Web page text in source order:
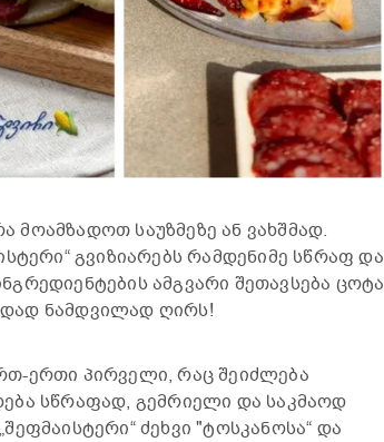
საუზმეზე ან ვახშმად.
გვიზიარებს რამდენიმე სწრაფ და
ამგვარი შეთავსება ცოტა
ნამდვილად ღირს!
ერთი პირველი, რაც შეიძლება
სწრაფად, გემრიელი და საკმაოდ
ძეხვი "ტოსკანოსა“ და